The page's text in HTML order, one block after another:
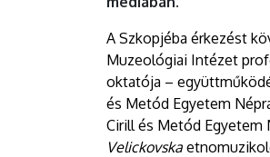
A Szkopjéba érkezést
Muzeológiai Intézet
oktatója –
és Metód Egyetem
Cirill és Metód Egyetem
Velickovska